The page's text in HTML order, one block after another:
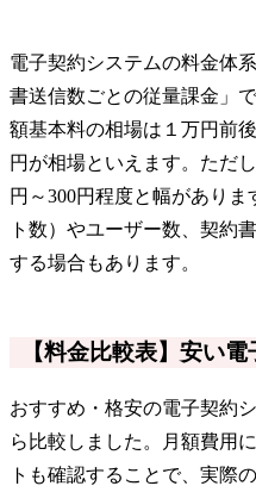
電子契約システムの料金体
書送信数ごとの従量課金」
額基本料の相場は１万円前
円が相場といえます。ただ
円～300円程度と幅があり
ト数）やユーザー数、契約
する場合もあります。
【料金比較表】安い
おすすめ・格安の電子契約
ら比較しました。月額費用
トも確認することで、実際